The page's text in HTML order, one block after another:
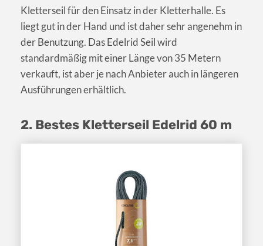
Kletterseil für den Einsatz in der Kletterhalle. Es
liegt gut in der Hand und ist daher sehr angenehm in
der Benutzung. Das Edelrid Seil wird
standardmäßig mit einer Länge von 35 Metern
verkauft, ist aber je nach Anbieter auch in längeren
Ausführungen erhältlich.
2. Bestes Kletterseil Edelrid 60 m